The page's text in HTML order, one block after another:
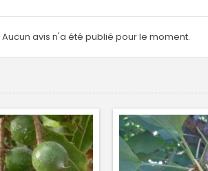
Aucun avis n'a été publié pour le moment.